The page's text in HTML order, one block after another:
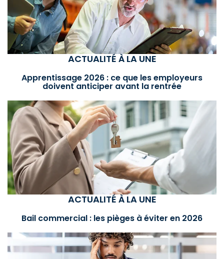
ACTUALITÉ À LA UNE
Apprentissage 2026 : ce que les employeurs
doivent anticiper avant la rentrée
ACTUALITÉ À LA UNE
Bail commercial : les pièges à éviter en 2026